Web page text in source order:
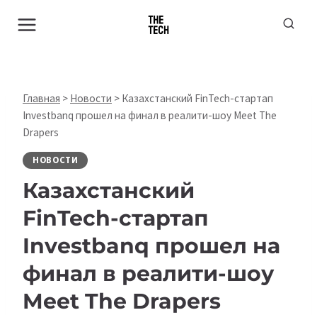
Главная > Новости > Казахстанский FinTech-стартап
Investbanq прошел на финал в реалити-шоу Meet The
Drapers
НОВОСТИ
Казахстанский
FinTech-стартап
Investbanq прошел на
финал в реалити-шоу
Meet The Drapers